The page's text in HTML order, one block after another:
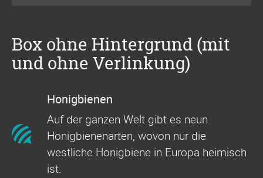
Box ohne Hintergrund (mit
und ohne Verlinkung)
Honigbienen
Auf der ganzen Welt gibt es neun
Honigbienenarten, wovon nur die
westliche Honigbiene in Europa heimisch
ist.